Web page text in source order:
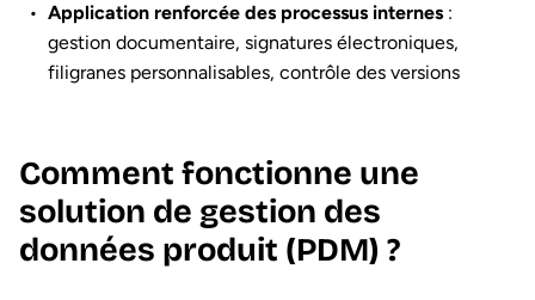
Application renforcée des processus internes :
gestion documentaire, signatures électroniques,
filigranes personnalisables, contrôle des versions
Comment fonctionne une
solution de gestion des
données produit (PDM) ?